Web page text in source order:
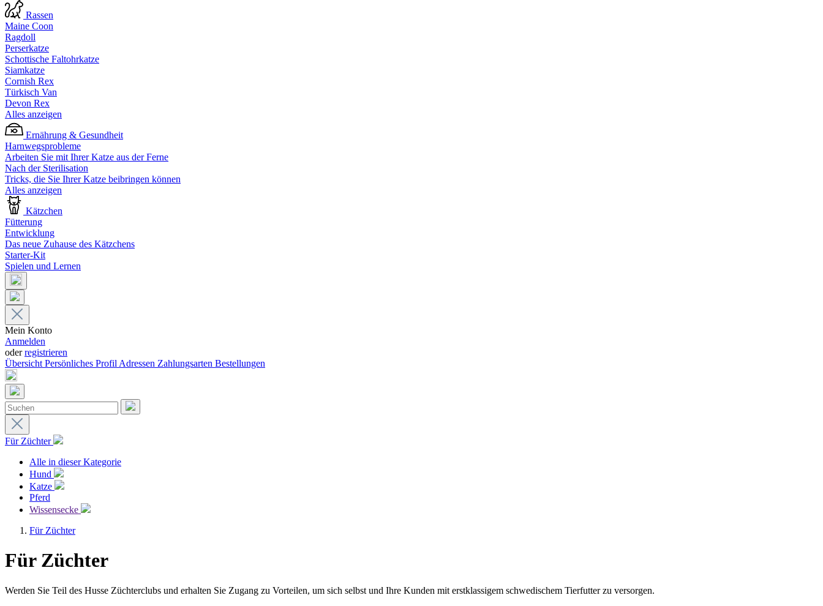
Rassen
Maine Coon
Ragdoll
Perserkatze
Schottische Faltohrkatze
Siamkatze
Cornish Rex
Türkisch Van
Devon Rex
Alles anzeigen
Ernährung & Gesundheit
Harnwegsprobleme
Arbeiten Sie mit Ihrer Katze aus der Ferne
Nach der Sterilisation
Tricks, die Sie Ihrer Katze beibringen können
Alles anzeigen
Kätzchen
Fütterung
Entwicklung
Das neue Zuhause des Kätzchens
Starter-Kit
Spielen und Lernen
Mein Konto
Anmelden
oderregistrieren
Übersicht Persönliches Profil Adressen Zahlungsarten Bestellungen
Für Züchter
Alle in dieser Kategorie
Hund
Katze
Pferd
Wissensecke
Für Züchter
Für Züchter
Werden Sie Teil des Husse Züchterclubs und erhalten Sie Zugang zu Vorteilen, um sich selbst und Ihre Kunden mit erstklassigem schwedischem Tierfutter zu versorgen.